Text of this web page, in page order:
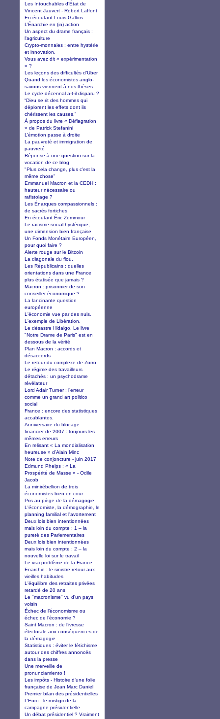
Les Intouchables d’État de
Vincent Jauvert - Robert Laffont
En écoutant Louis Gallois
L’Énarchie en (in) action
Un aspect du drame français :
l'agriculture
Crypto-monnaies : entre hystérie
et innovation.
Vous avez dit « expérimentation
» ?
Les leçons des difficultés d’Uber
Quand les économistes anglo-
saxons viennent à nos thèses
Le cycle décennal a-t-il disparu ?
“Dieu se rit des hommes qui
déplorent les effets dont ils
chérissent les causes.”
À propos du livre « Déflagration
» de Patrick Stefanini
L’émotion passe à droite
La pauvreté et immigration de
pauvreté
Réponse à une question sur la
vocation de ce blog
"Plus cela change, plus c'est la
même chose"
Emmanuel Macron et la CEDH :
hauteur nécessaire ou
rafistolage ?
Les Énarques compassionnels :
de sacrés fortiches
En écoutant Éric Zemmour
Le racisme social hystérique,
une dimension bien française
Un Fonds Monétaire Européen,
pour quoi faire ?
Alerte rouge sur le Bitcoin
La diagonale du flou.
Les Républicains : quelles
orientations dans une France
plus étatisée que jamais ?
Macron : prisonnier de son
conseiller économique ?
La lancinante question
européenne
L'économie vue par des nuls.
L'exemple de Libération.
Le désastre Hidalgo. Le livre
"Notre Drame de Paris" est en
dessous de la vérité
Plan Macron : accords et
désaccords
Le retour du complexe de Zorro
Le régime des travailleurs
détachés : un psychodrame
révélateur
Lord Adair Turner : l’erreur
comme un grand art politico
social
France : encore des statistiques
accablantes.
Anniversaire du blocage
financier de 2007 : toujours les
mêmes erreurs
En relisant « La mondialisation
heureuse » d’Alain Minc
Note de conjoncture - juin 2017
Edmund Phelps : « La
Prospérité de Masse » - Odile
Jacob
La minirébellion de trois
économistes bien en cour
Pris au piège de la démagogie
L'économiste, la démographie, le
planning familial et l'avortement
Deux lois bien intentionnées
mais loin du compte : 1 – la
pureté des Parlementaires
Deux lois bien intentionnées
mais loin du compte : 2 – la
nouvelle loi sur le travail
Le vrai problème de la France
Enarchie : le sinistre retour aux
vieilles habitudes
L'équilibre des retraites privées
retardé de 20 ans
Le "macronisme" vu d'un pays
voisin
Échec de l’économisme ou
échec de l’économie ?
Saint Macron : de l’ivresse
électorale aux conséquences de
la démagogie
Statistiques : éviter le fétichisme
autour des chiffres annoncés
dans la presse
Une merveille de
pronunciamiento !
Les impôts - Histoire d'une folie
française de Jean Marc Daniel
Premier bilan des présidentielles
L’Euro : le mistigri de la
campagne présidentielle
Un débat présidentiel ? Vraiment